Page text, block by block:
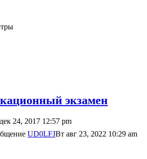
экзамен
24, 2017 12:57 pm
UD0LFJВт авг 23, 2022 10:29 am